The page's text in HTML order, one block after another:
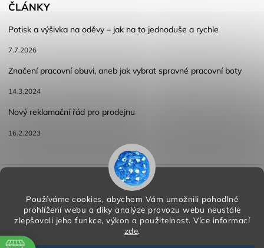
Používáme cookies, abychom Vám umožnili pohodlné
prohlížení webu a díky analýze provozu webu neustále
zlepšovali jeho funkce, výkon a použitelnost. Více informací
zde.
ČLÁNKY
Potisk a výšivka na oděvy – jak na to jednoduše a rychle
7.7.2026
Značení pracovní obuvi, aneb jak vybrat spravné pracovní boty
14.3.2024
Nový reklamační řád pro prodejnu
16.2.2023
Reklamace a vracení zboží
Podmínky ochrany osobních údajů
Copyright 2026 HORA PP s.r.o.